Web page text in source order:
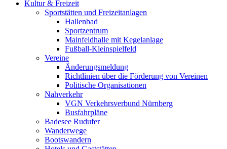
Kultur & Freizeit
Sportstätten und Freizeitanlagen
Hallenbad
Sportzentrum
Mainfeldhalle mit Kegelanlage
Fußball-Kleinspielfeld
Vereine
Änderungsmeldung
Richtlinien über die Förderung von Vereinen
Politische Organisationen
Nahverkehr
VGN Verkehrsverbund Nürnberg
Busfahrpläne
Badesee Rudufer
Wanderwege
Bootswandern